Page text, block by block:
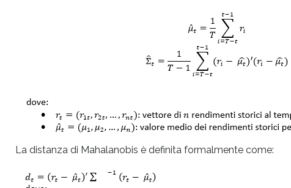
La distanza di Mahalanobis è definita formalmente come: